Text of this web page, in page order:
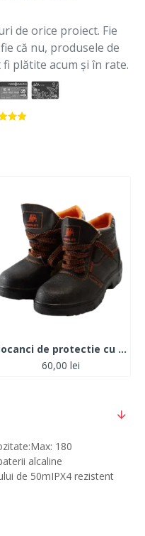
de orice proiect. Fie
că nu, produsele de
plătite acum și în rate.
Bocanci de protectie cu bombeu metalic
60,00 lei
180
alcaline
de 50mIPX4 rezistent